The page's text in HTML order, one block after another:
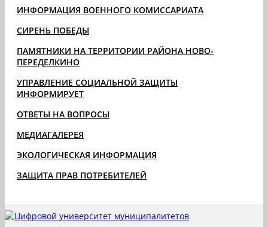
ИНФОРМАЦИЯ ВОЕННОГО КОМИССАРИАТА
СИРЕНЬ ПОБЕДЫ
ПАМЯТНИКИ НА ТЕРРИТОРИИ РАЙОНА НОВО-
ПЕРЕДЕЛКИНО
УПРАВЛЕНИЕ СОЦИАЛЬНОЙ ЗАЩИТЫ
ИНФОРМИРУЕТ
ОТВЕТЫ НА ВОПРОСЫ
МЕДИАГАЛЕРЕЯ
ЭКОЛОГИЧЕСКАЯ ИНФОРМАЦИЯ
ЗАЩИТА ПРАВ ПОТРЕБИТЕЛЕЙ